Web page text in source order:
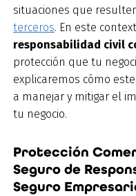
situaciones que
terceros. En este
responsabilidad civil
protección que tu
explicaremos cómo
a manejar y mitigar el
tu negocio.
Protección
Seguro de
Seguro